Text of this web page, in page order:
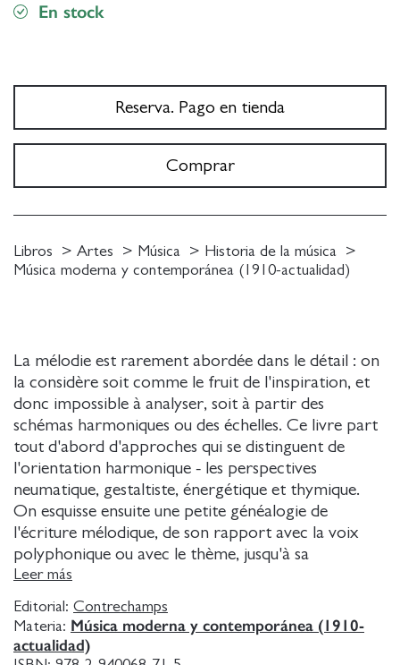
La mélodie est rarement abordée dans le détail : on
la considère soit comme le fruit de l'inspiration, et
donc impossible à analyser, soit à partir des
schémas harmoniques ou des échelles. Ce livre part
tout d'abord d'approches qui se distinguent de
l'orientation harmonique - les perspectives
neumatique, gestaltiste, énergétique et thymique.
On esquisse ensuite une petite généalogie de
l'écriture mélodique, de son rapport avec la voix
polyphonique ou avec le thème, jusqu'à sa
dissolution à la toute fin du XIXe siècle, en passant
par Wagner qui affirmait : "C'en est fini des jolies
mélodies ! ".
Au XXe siècle, la mélodie est parfois considérée
Leer más
Editorial: Contrechamps
Materia: Música moderna y contemporánea (1910-
actualidad)
En stock
Reserva. Pago en tienda
Comprar
Libros Artes Música
Historia de la música
Música moderna y contemporánea (1910-actualidad)